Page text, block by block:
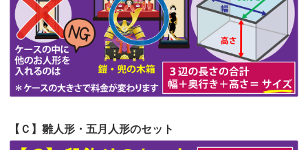
第53回人形供養祭令和4年7月1日(金)
第52回人形供養祭令和4年5月17日(火)
第51回人形供養祭令和4年4月18日(月)
第50回人形供養祭令和4年3月15日(火)
第49回人形供養祭令和4年1月17日(月)
【Ｃ】雛人形・五月人形のセット